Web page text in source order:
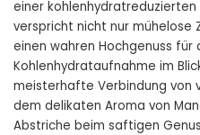
einer
verspricht nicht nur mühelose
einen wahren Hochgenuss für
Kohlenhydrataufnahme im
meisterhafte Verbindung von
dem delikaten Aroma von
Abstriche beim saftigen